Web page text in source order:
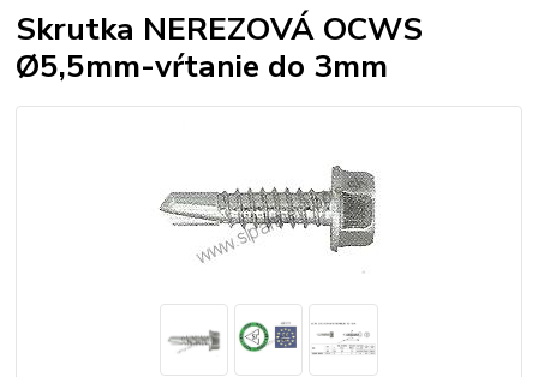
Skrutka NEREZOVÁ OCWS
Ø5,5mm-vŕtanie do 3mm